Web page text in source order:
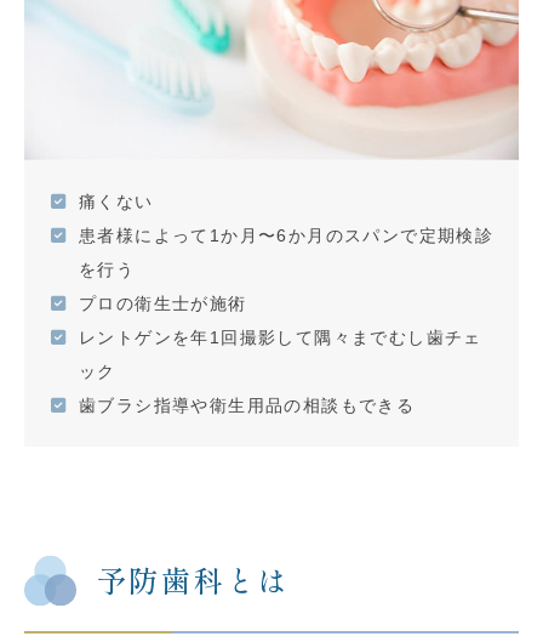
痛くない
患者様によって1か月〜6か月のスパンで定期検診
を行う
プロの衛生士が施術
レントゲンを年1回撮影して隅々までむし歯チェ
ック
歯ブラシ指導や衛生用品の相談もできる
予防歯科とは